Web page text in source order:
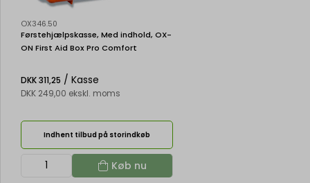
OX346.50
Førstehjælpskasse, Med indhold, OX-
ON First Aid Box Pro Comfort
DKK 311,25 / Kasse
DKK 249,00 ekskl. moms
Indhent tilbud på storindkøb
Køb nu